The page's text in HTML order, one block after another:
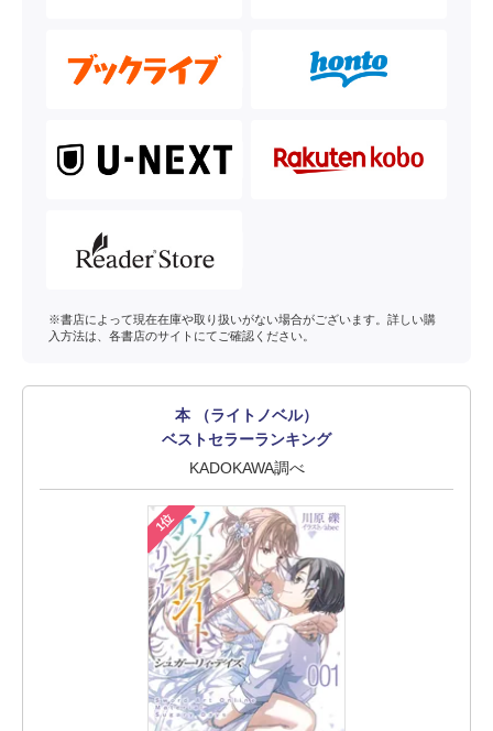
※書店によって現在在庫や取り扱いがない場合がございます。詳しい購
入方法は、各書店のサイトにてご確認ください。
本 （ライトノベル）
ベストセラーランキング
KADOKAWA調べ
1位